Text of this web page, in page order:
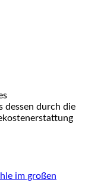
dessen durch die
im großen